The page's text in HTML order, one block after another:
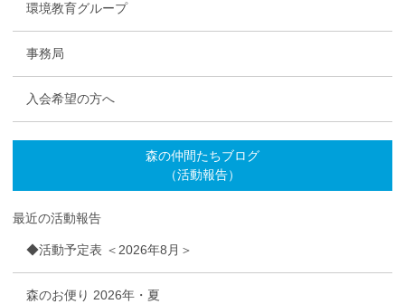
環境教育グループ
事務局
入会希望の方へ
森の仲間たちブログ
（活動報告）
最近の活動報告
◆活動予定表 ＜2026年8月＞
森のお便り 2026年・夏